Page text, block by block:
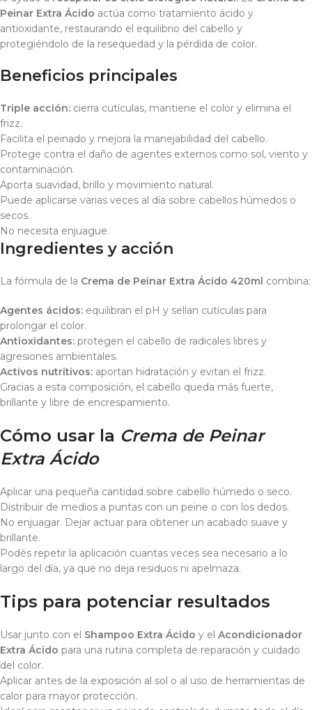
Peinar Extra Ácido actúa como tratamiento ácido y
antioxidante, restaurando el equilibrio del cabello y
protegiéndolo de la resequedad y la pérdida de color.
Beneficios principales
Triple acción: cierra cutículas, mantiene el color y elimina el
frizz.
Facilita el peinado y mejora la manejabilidad del cabello.
Protege contra el daño de agentes externos como sol, viento y
contaminación.
Aporta suavidad, brillo y movimiento natural.
Puede aplicarse varias veces al día sobre cabellos húmedos o
secos.
No necesita enjuague.
Ingredientes y acción
La fórmula de la Crema de Peinar Extra Ácido 420ml combina:
Agentes ácidos: equilibran el pH y sellan cutículas para
prolongar el color.
Antioxidantes: protegen el cabello de radicales libres y
agresiones ambientales.
Activos nutritivos: aportan hidratación y evitan el frizz.
Gracias a esta composición, el cabello queda más fuerte,
brillante y libre de encrespamiento.
Cómo usar la Crema de Peinar
Extra Ácido
Aplicar una pequeña cantidad sobre cabello húmedo o seco.
Distribuir de medios a puntas con un peine o con los dedos.
No enjuagar. Dejar actuar para obtener un acabado suave y
brillante.
Podés repetir la aplicación cuantas veces sea necesario a lo
largo del día, ya que no deja residuos ni apelmaza.
Tips para potenciar resultados
Usar junto con el Shampoo Extra Ácido y el Acondicionador
Extra Ácido para una rutina completa de reparación y cuidado
del color.
Aplicar antes de la exposición al sol o al uso de herramientas de
calor para mayor protección.